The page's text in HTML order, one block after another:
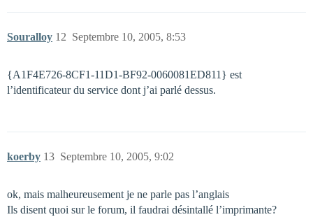
Souralloy Septembre 10, 2005, 8:53
12
{A1F4E726-8CF1-11D1-BF92-0060081ED811} est
l’identificateur du service dont j’ai parlé dessus.
koerby Septembre 10, 2005, 9:02
13
ok, mais malheureusement je ne parle pas l’anglais
Ils disent quoi sur le forum, il faudrai désintallé l’imprimante?